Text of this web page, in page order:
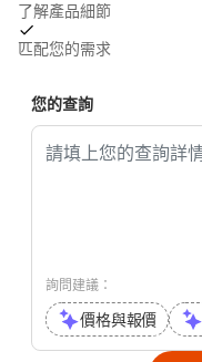
了解產品細節
匹配您的需求
您的查詢
詢問建議：
價格與報價